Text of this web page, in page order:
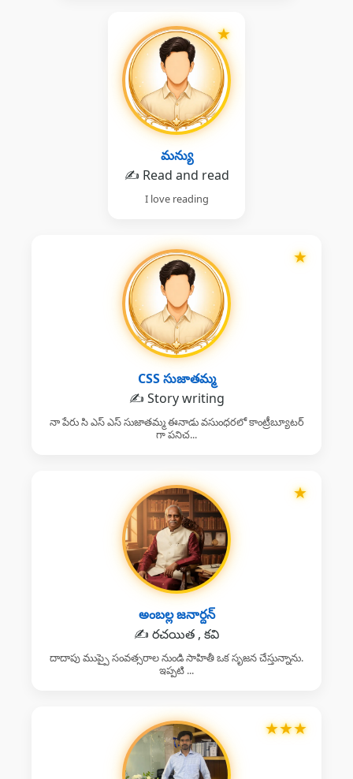
★
మన్యు
✍️ Read and read
I love reading
★
CSS సుజాతమ్మ
✍️ Story writing
నా పేరు సి ఎస్ ఎస్ సుజాతమ్మ ఈనాడు వసుంధరలో కాంట్రీబ్యూటర్
గా పనిచ...
★
అంబల్ల జనార్దన్
✍️ రచయిత , కవి
దాదాపు ముప్పై సంవత్సరాల నుండి సాహితీ ఒక సృజన చేస్తున్నాను.
ఇప్పటి ...
★★★